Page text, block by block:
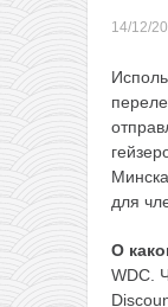
14/12/
для
О
WDC.